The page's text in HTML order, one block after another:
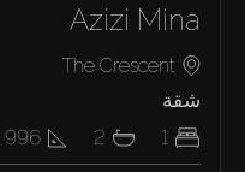
Azizi Mina
The Crescent
شقة
1
2
996